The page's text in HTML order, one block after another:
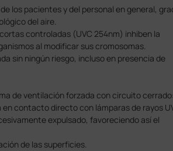
los pacientes y del personal en general,
del aire.
controladas (UVC 254nm) inhiben la
al modificar sus cromosomas.
sin ningún riesgo, incluso en presencia de
de ventilación forzada con circuito
contacto directo con lámparas de rayos
expulsado, favoreciendo así el
de las superficies.